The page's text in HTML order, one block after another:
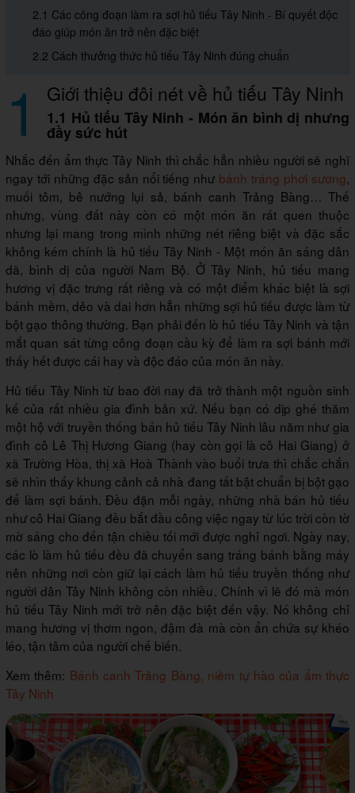
2.1 Các công đoạn làm ra sợi hủ tiếu Tây Ninh - Bí quyết độc
đáo giúp món ăn trở nên đặc biệt
2.2 Cách thưởng thức hủ tiếu Tây Ninh đúng chuẩn
1 Giới thiệu đôi nét về hủ tiếu Tây Ninh
1.1 Hủ tiếu Tây Ninh - Món ăn bình dị nhưng
đầy sức hút
Nhắc đến ẩm thực Tây Ninh thì chắc hẳn nhiều người sẽ nghĩ
ngay tới những đặc sản nổi tiếng như bánh tráng phơi sương,
muối tôm, bê nướng lụi sả, bánh canh Trảng Bàng… Thế
nhưng, vùng đất này còn có một món ăn rất quen thuộc
nhưng lại mang trong mình những nét riêng biệt và đặc sắc
không kém chính là hủ tiếu Tây Ninh - Một món ăn sáng dân
dã, bình dị của người Nam Bộ. Ở Tây Ninh, hủ tiếu mang
hương vị đặc trưng rất riêng và có một điểm khác biệt là sợi
bánh mềm, dẻo và dai hơn hẳn những sợi hủ tiếu được làm từ
bột gạo thông thường. Bạn phải đến lò hủ tiếu Tây Ninh và tận
mắt quan sát từng công đoạn cầu kỳ để làm ra sợi bánh mới
thấy hết được cái hay và độc đáo của món ăn này.
Hủ tiếu Tây Ninh từ bao đời nay đã trở thành một nguồn sinh
kế của rất nhiều gia đình bản xứ. Nếu bạn có dịp ghé thăm
một hộ với truyền thống bán hủ tiếu Tây Ninh lâu năm như gia
đình cô Lê Thị Hương Giang (hay còn gọi là cô Hai Giang) ở
xã Trường Hòa, thị xã Hoà Thành vào buổi trưa thì chắc chắn
sẽ nhìn thấy khung cảnh cả nhà đang tất bật chuẩn bị bột gạo
để làm sợi bánh. Đều đặn mỗi ngày, những nhà bán hủ tiếu
như cô Hai Giang đều bắt đầu công việc ngay từ lúc trời còn tờ
mờ sáng cho đến tận chiều tối mới được nghỉ ngơi. Ngày nay,
các lò làm hủ tiếu đều đã chuyển sang tráng bánh bằng máy
nên những nơi còn giữ lại cách làm hủ tiếu truyền thống như
người dân Tây Ninh không còn nhiều. Chính vì lẽ đó mà món
hủ tiếu Tây Ninh mới trở nên đặc biệt đến vậy. Nó không chỉ
mang hương vị thơm ngon, đậm đà mà còn ẩn chứa sự khéo
léo, tận tâm của người chế biến.
Xem thêm: Bánh canh Trảng Bàng, niềm tự hào của ẩm thực
Tây Ninh